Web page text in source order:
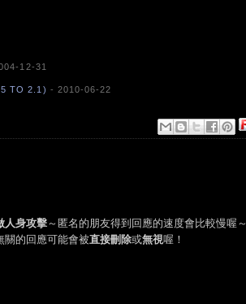
12-31
TO 2.1) - 2010-06-22
人身攻擊～匿名的朋友得到回應的速度會比較慢喔～
關的回應可能會被直接刪除或無視喔！